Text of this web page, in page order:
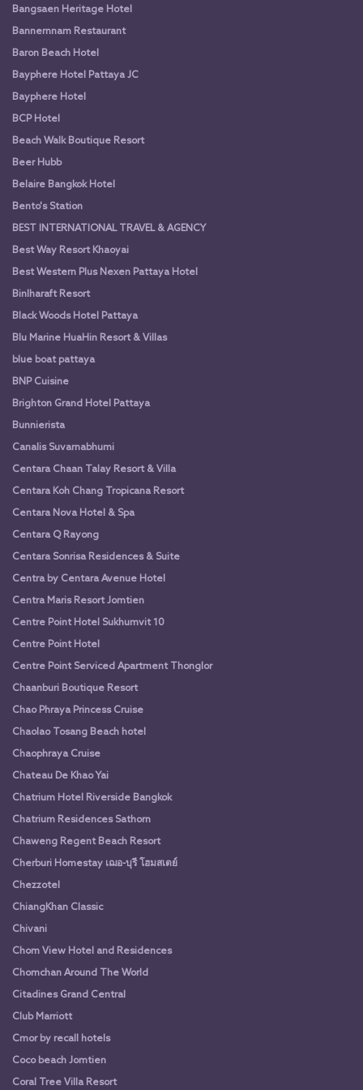
Bangsaen Heritage Hotel
Bannernnam Restaurant
Baron Beach Hotel
Bayphere Hotel Pattaya JC
Bayphere Hotel
BCP Hotel
Beach Walk Boutique Resort
Beer Hubb
Belaire Bangkok Hotel
Bento's Station
BEST INTERNATIONAL TRAVEL & AGENCY
Best Way Resort Khaoyai
Best Western Plus Nexen Pattaya Hotel
Binlharaft Resort
Black Woods Hotel Pattaya
Blu Marine HuaHin Resort & Villas
blue boat pattaya
BNP Cuisine
Brighton Grand Hotel Pattaya
Bunnierista
Canalis Suvarnabhumi
Centara Chaan Talay Resort & Villa
Centara Koh Chang Tropicana Resort
Centara Nova Hotel & Spa
Centara Q Rayong
Centara Sonrisa Residences & Suite
Centra by Centara Avenue Hotel
Centra Maris Resort Jomtien
Centre Point Hotel Sukhumvit 10
Centre Point Hotel
Centre Point Serviced Apartment Thonglor
Chaanburi Boutique Resort
Chao Phraya Princess Cruise
Chaolao Tosang Beach hotel
Chaophraya Cruise
Chateau De Khao Yai
Chatrium Hotel Riverside Bangkok
Chatrium Residences Sathorn
Chaweng Regent Beach Resort
Cherburi Homestay เฌอ-บุรี โฮมสเตย์
Chezzotel
ChiangKhan Classic
Chivani
Chom View Hotel and Residences
Chomchan Around The World
Citadines Grand Central
Club Marriott
Cmor by recall hotels
Coco beach Jomtien
Coral Tree Villa Resort